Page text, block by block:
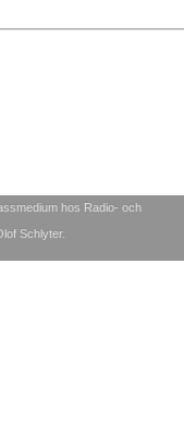
hos Radio- och
Schlyter.